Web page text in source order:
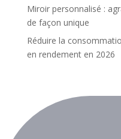
Miroir personnalisé :
de façon unique
Réduire la
en rendement en 2026